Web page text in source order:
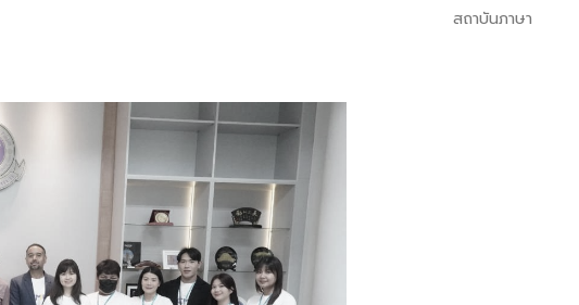
สถาบันภาษา